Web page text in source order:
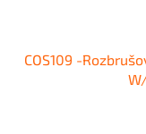
COS109 -